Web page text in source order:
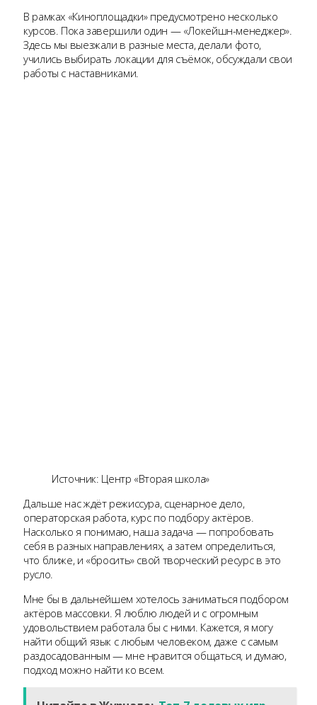
В рамках «Киноплощадки» предусмотрено несколько
курсов. Пока завершили один — «Локейшн-менеджер».
Здесь мы выезжали в разные места, делали фото,
учились выбирать локации для съёмок, обсуждали свои
работы с наставниками.
Источник: Центр «Вторая школа»
Дальше нас ждёт режиссура, сценарное дело,
операторская работа, курс по подбору актёров.
Насколько я понимаю, наша задача — попробовать
себя в разных направлениях, а затем определиться,
что ближе, и «бросить» свой творческий ресурс в это
русло.
Мне бы в дальнейшем хотелось заниматься подбором
актёров массовки. Я люблю людей и с огромным
удовольствием работала бы с ними. Кажется, я могу
найти общий язык с любым человеком, даже с самым
раздосадованным — мне нравится общаться, и думаю,
подход можно найти ко всем.